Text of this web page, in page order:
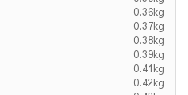
0.36kg
0.37kg
0.38kg
0.39kg
0.41kg
0.42kg